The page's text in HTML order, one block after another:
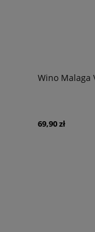
Wino Malaga
69,90 zł